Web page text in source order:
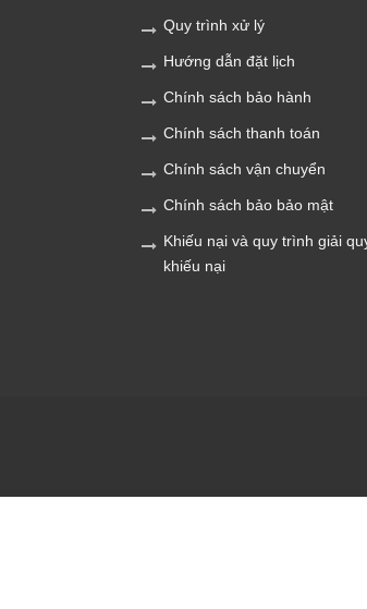
Quy trình xử lý
Hướng dẫn đặt lịch
Chính sách bảo hành
Chính sách thanh toán
Chính sách vận chuyển
Chính sách bảo bảo mật
Khiếu nại và quy trình giải
khiếu nại